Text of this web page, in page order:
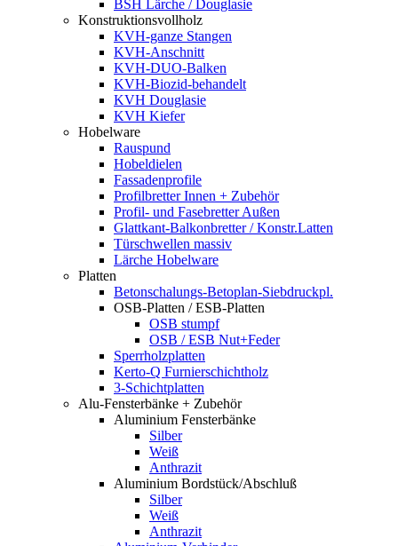
BSH Lärche / Douglasie
Konstruktionsvollholz
KVH-ganze Stangen
KVH-Anschnitt
KVH-DUO-Balken
KVH-Biozid-behandelt
KVH Douglasie
KVH Kiefer
Hobelware
Rauspund
Hobeldielen
Fassadenprofile
Profilbretter Innen + Zubehör
Profil- und Fasebretter Außen
Glattkant-Balkonbretter / Konstr.Latten
Türschwellen massiv
Lärche Hobelware
Platten
Betonschalungs-Betoplan-Siebdruckpl.
OSB-Platten / ESB-Platten
OSB stumpf
OSB / ESB Nut+Feder
Sperrholzplatten
Kerto-Q Furnierschichtholz
3-Schichtplatten
Alu-Fensterbänke + Zubehör
Aluminium Fensterbänke
Silber
Weiß
Anthrazit
Aluminium Bordstück/Abschluß
Silber
Weiß
Anthrazit